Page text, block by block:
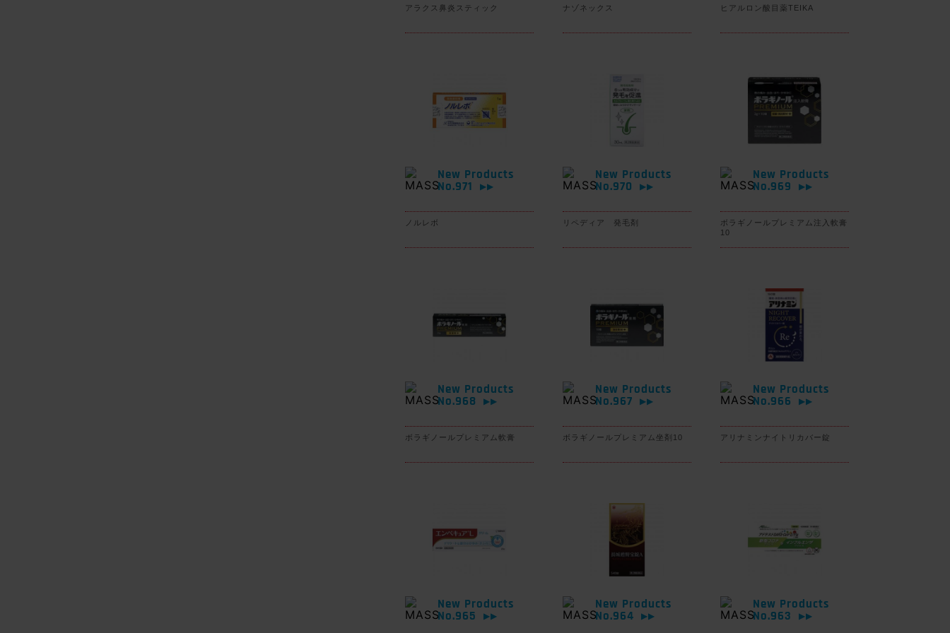
アラクス鼻炎スティック ナゾネックス ヒアルロン酸目薬TEIKA
New Products
No.971
▶▶
ノルレボ
New Products
No.970
▶▶
リペディア 発毛剤
New Products
No.969
▶▶
ボラギノールプレミアム注入軟膏
10
New Products
No.968
▶▶
ボラギノールプレミアム軟膏
New Products
No.967
▶▶
ボラギノールプレミアム坐剤10
New Products
No.966
▶▶
アリナミンナイトリカバー錠
New Products
No.965
▶▶
New Products
No.964
▶▶
New Products
No.963
▶▶